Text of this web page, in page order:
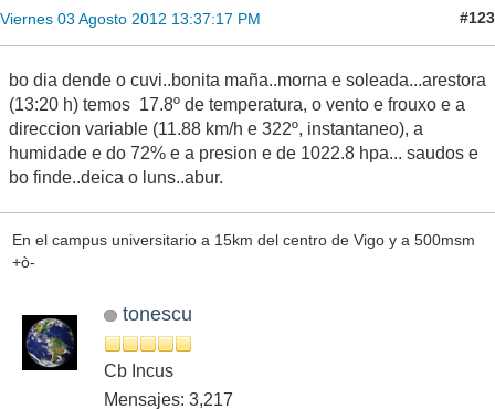
Viernes 03 Agosto 2012 13:37:17 PM #123
bo dia dende o cuvi..bonita maña..morna e soleada...arestora
(13:20 h) temos 17.8º de temperatura, o vento e frouxo e a
direccion variable (11.88 km/h e 322º, instantaneo), a
humidade e do 72% e a presion e de 1022.8 hpa... saudos e
bo finde..deica o luns..abur.
En el campus universitario a 15km del centro de Vigo y a 500msm
+ò-
tonescu
Cb Incus
Mensajes: 3,217